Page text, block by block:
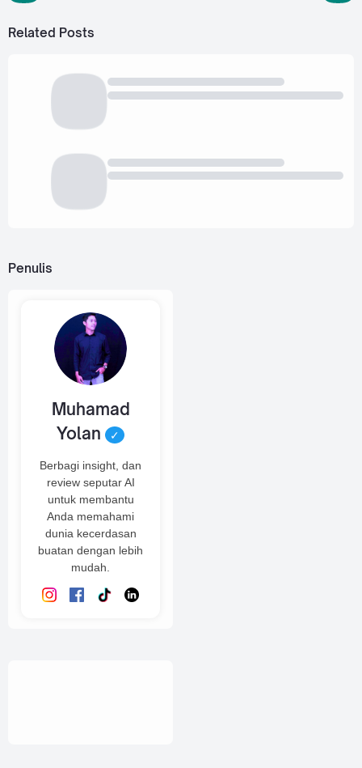
Related Posts
Penulis
Muhamad
Yolan
✓
Berbagi insight, dan
review seputar AI
untuk membantu
Anda memahami
dunia kecerdasan
buatan dengan lebih
mudah.